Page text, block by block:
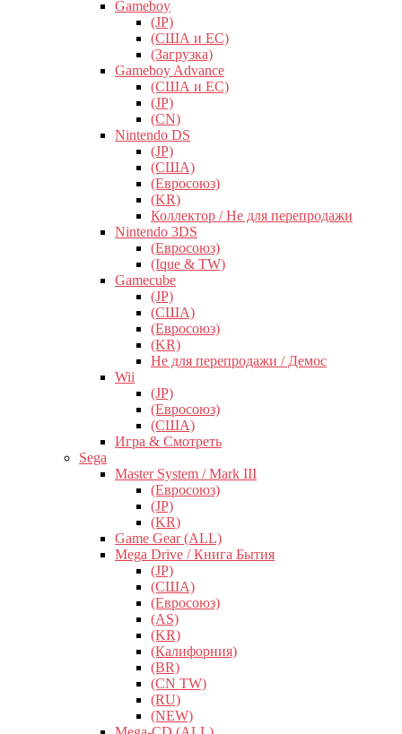
Gameboy
(JP)
(США и ЕС)
(Загрузка)
Gameboy Advance
(США и ЕС)
(JP)
(CN)
Nintendo DS
(JP)
(США)
(Евросоюз)
(KR)
Коллектор / Не для перепродажи
Nintendo 3DS
(Евросоюз)
(Ique & TW)
Gamecube
(JP)
(США)
(Евросоюз)
(KR)
Не для перепродажи / Демос
Wii
(JP)
(Евросоюз)
(США)
Игра & Смотреть
Sega
Master System / Mark III
(Евросоюз)
(JP)
(KR)
Game Gear (ALL)
Mega Drive / Книга Бытия
(JP)
(США)
(Евросоюз)
(AS)
(KR)
(Калифорния)
(BR)
(CN TW)
(RU)
(NEW)